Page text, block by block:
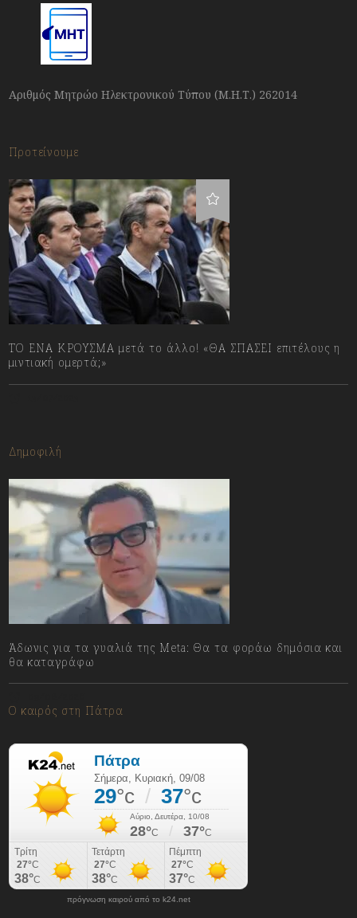
Αριθμός Μητρώο Ηλεκτρονικού Τύπου (Μ.Η.Τ.) 262014
Προτείνουμε
ΤΟ ΕΝΑ ΚΡΟΥΣΜΑ μετά το άλλο! «ΘΑ ΣΠΑΣΕΙ επιτέλους η
μιντιακή ομερτά;»
Δημοφιλή
Άδωνις για τα γυαλιά της Meta: Θα τα φοράω δημόσια και
θα καταγράφω
Ο καιρός στη Πάτρα
πρόγνωση καιρού από το k24.net